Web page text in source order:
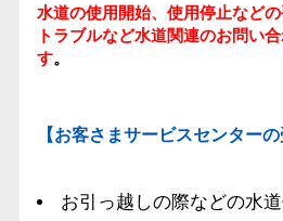
水道の使用開始、使用停止など
トラブルなど水道関連のお問い
す。
【お客さまサービスセンターの
お引っ越しの際などの水